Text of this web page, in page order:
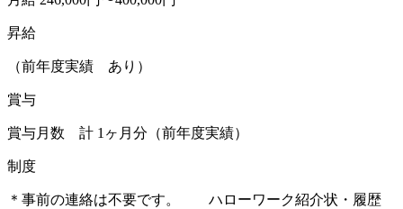
昇給
（前年度実績 あり）
賞与
賞与月数 計 1ヶ月分（前年度実績）
制度
＊事前の連絡は不要です。 ハローワーク紹介状・履歴